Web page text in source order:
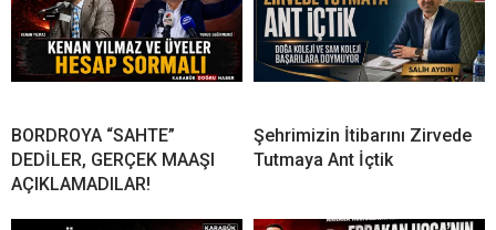
BORDROYA “SAHTE”
DEDİLER, GERÇEK MAAŞI
AÇIKLAMADILAR!
Şehrimizin İtibarını Zirvede
Tutmaya Ant İçtik